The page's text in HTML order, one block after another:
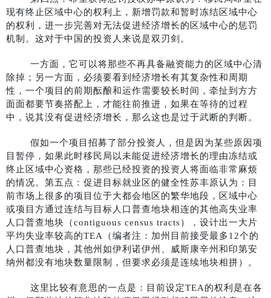
现有终止区域中心的权利上，新增罚款和暂时冻结区域中心
的权利，进一步完善对无法促进经济增长的区域中心的惩罚
机制。这对于中国的投资人来说是双刃剑。
一方面，它可以将那些不再具备融资能力的区域中心清
除掉；另一方面，必须要看到经济增长有其复杂性和周期
性，一个项目的前期酝酿和运作需要较长时间，牵扯到方方
面面都要节奏搭配上，才能往前推进，如果在等待的过程
中，说其没有促进经济增长，那么这也是过于武断的判断。
假如一个项目招募了部分投资人，但是因为某些原因项
目暂停，如果此时移民局以未能促进经济增长的理由冻结或
终止区域中心资格，那些已经投资的投资人将面临非常麻烦
的情况。第五点：促进目标就业区的健全性苏丰原认为：目
前市场上很多的项目位于大都会地区的繁华地段，区域中心
或项目方通过连结与目标人口普查地块相连的其他高失业率
人口普查地块（contiguous census tracts），设计出一大片
平均失业率较高的TEA（编者注：加州目前接受最多12个的
人口普查地块，其他州如伊利诺伊州、威斯康辛州和印第安
纳州都没有地块数量限制，但要求必须是连续地块相拼）。
这里比较有意思的一点是：目前设定TEA的权利是在各